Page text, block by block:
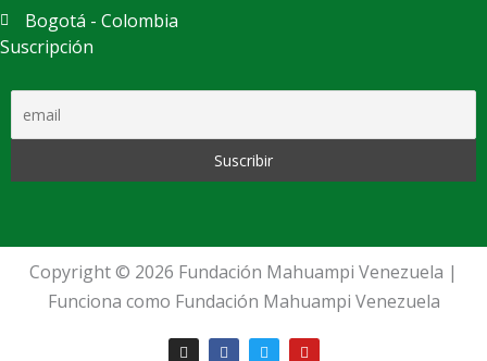
Bogotá - Colombia
Suscripción
Copyright © 2026 Fundación Mahuampi Venezuela |
Funciona como Fundación Mahuampi Venezuela
I
n
F
a
T
w
Y
o